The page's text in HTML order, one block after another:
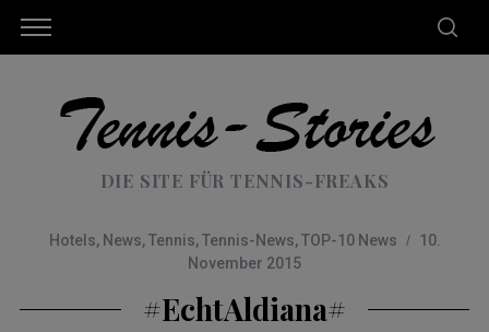
DIE SITE FÜR TENNIS-FREAKS
Hotels, News,Tennis,Tennis-News,TOP-10 News
10.
November 2015
#EchtAldiana#